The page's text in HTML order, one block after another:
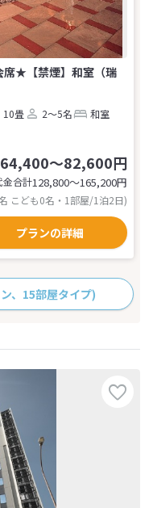
★【禁煙】和室（瑞
10畳 2～5名
和室
64,400～82,600円
金合計128,800〜165,200円
こども0名・1部屋/1泊2日)
プランの詳細
、15部屋タイプ)